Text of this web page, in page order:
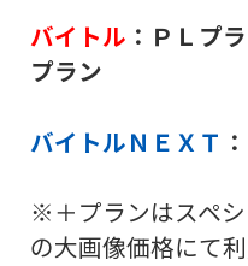
バイトル ：ＰＬプ
プラン
バイトルＮＥＸＴ
※＋プランはスペ
の大画像価格にて